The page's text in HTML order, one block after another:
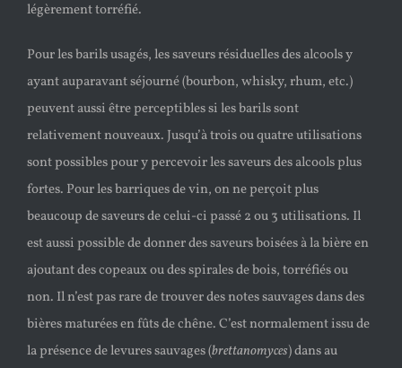
légèrement torréfié.
Pour les barils usagés, les saveurs résiduelles des alcools y
ayant auparavant séjourné (bourbon, whisky, rhum, etc.)
peuvent aussi être perceptibles si les barils sont
relativement nouveaux. Jusqu’à trois ou quatre utilisations
sont possibles pour y percevoir les saveurs des alcools plus
fortes. Pour les barriques de vin, on ne perçoit plus
beaucoup de saveurs de celui-ci passé 2 ou 3 utilisations. Il
est aussi possible de donner des saveurs boisées à la bière en
ajoutant des copeaux ou des spirales de bois, torréfiés ou
non. Il n’est pas rare de trouver des notes sauvages dans des
bières maturées en fûts de chêne. C’est normalement issu de
la présence de levures sauvages (brettanomyces) dans au